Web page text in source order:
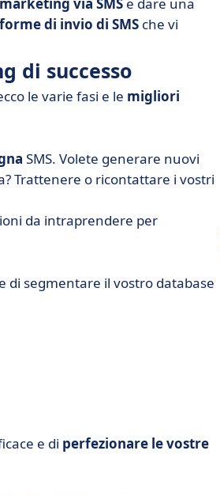
di invio di SMS che vi
di successo
le varie fasi e le migliori
SMS. Volete generare nuovi
Trattenere o ricontattare i vostri
da intraprendere per
segmentare il vostro database
e di perfezionare le vostre